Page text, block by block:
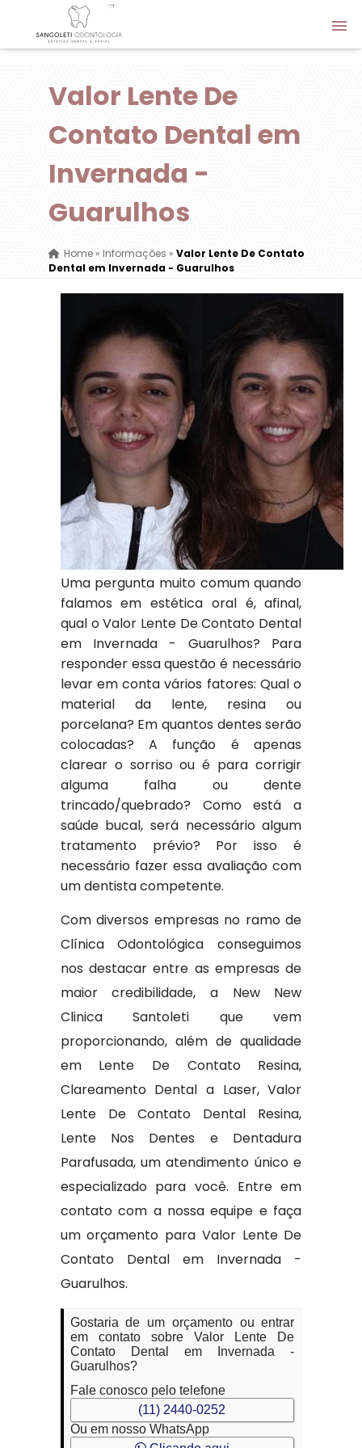
Valor Lente De
Contato Dental em
Invernada -
Guarulhos
Home» Informações » Valor Lente De Contato
Dental em Invernada - Guarulhos
Uma pergunta muito comum quando
falamos em estética oral é, afinal,
qual o Valor Lente De Contato Dental
em Invernada - Guarulhos? Para
responder essa questão é necessário
levar em conta vários fatores: Qual o
material da lente, resina ou
porcelana? Em quantos dentes serão
colocadas? A função é apenas
clarear o sorriso ou é para corrigir
alguma falha ou dente
trincado/quebrado? Como está a
saúde bucal, será necessário algum
tratamento prévio? Por isso é
necessário fazer essa avaliação com
um dentista competente.
Com diversos empresas no ramo de
Clínica Odontológica conseguimos
nos destacar entre as empresas de
maior credibilidade, a New New
Clinica Santoleti que vem
proporcionando, além de qualidade
em Lente De Contato Resina,
Clareamento Dental a Laser, Valor
Lente De Contato Dental Resina,
Lente Nos Dentes e Dentadura
Parafusada, um atendimento único e
especializado para você. Entre em
contato com a nossa equipe e faça
um orçamento para Valor Lente De
Contato Dental em Invernada -
Guarulhos.
Gostaria de um orçamento ou entrar
em contato sobre Valor Lente De
Contato Dental em Invernada -
Guarulhos?
Fale conosco pelo telefone
(11) 2440-0252
Ou em nosso WhatsApp